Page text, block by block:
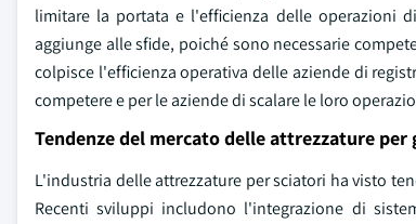
limitare la portata e l'efficienza delle operazioni
aggiunge alle sfide, poiché sono necessarie
colpisce l'efficienza operativa delle aziende di
competere e per le aziende di scalare le loro
Tendenze del mercato delle attrezzature
L'industria delle attrezzature per sciatori ha visto
Recenti sviluppi includono l'integrazione di